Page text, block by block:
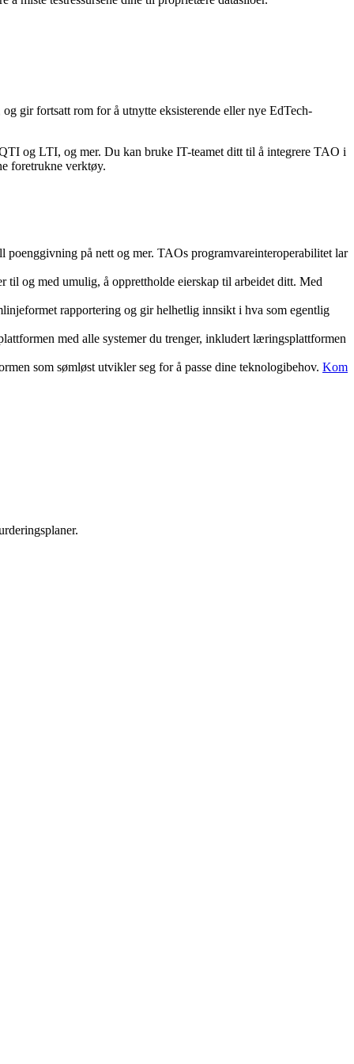
gir fortsatt rom for å utnytte eksisterende eller nye EdTech-
og LTI, og mer. Du kan bruke IT-teamet ditt til å integrere TAO i
foretrukne verktøy.
på nett og mer. TAOs programvareinteroperabilitet lar
og med umulig, å opprettholde eierskap til arbeidet ditt. Med
rapportering og gir helhetlig innsikt i hva som egentlig
med alle systemer du trenger, inkludert læringsplattformen
som sømløst utvikler seg for å passe dine teknologibehov. Kom